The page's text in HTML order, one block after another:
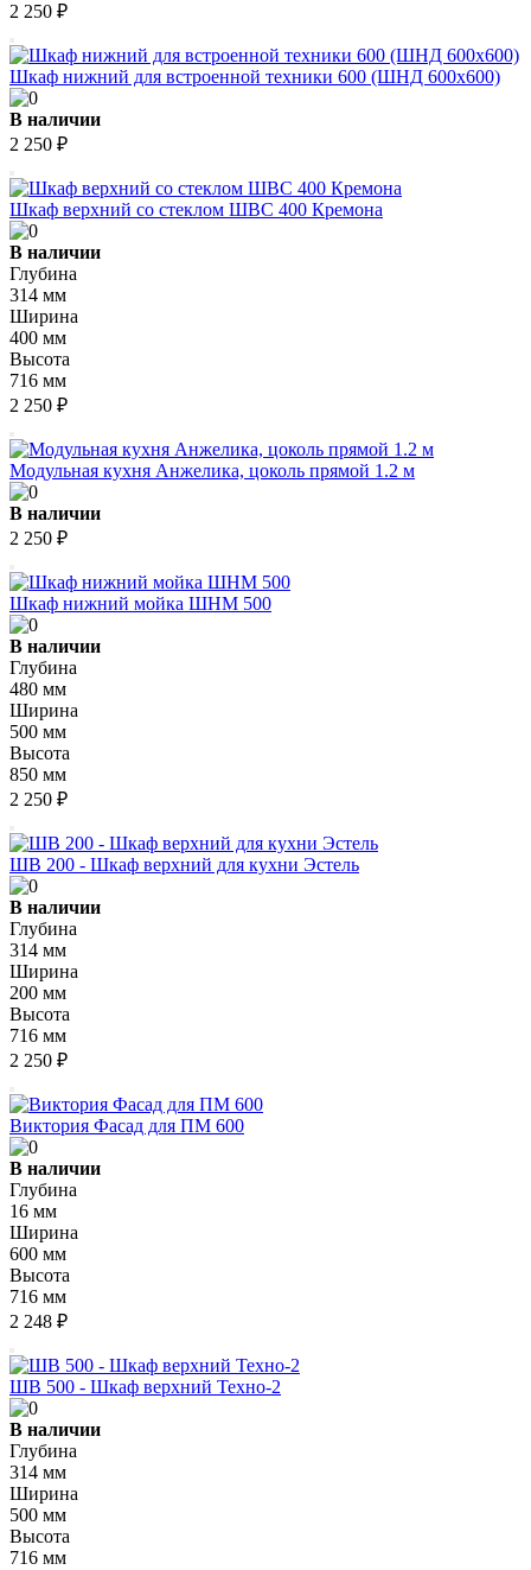
2 250 ₽
Шкаф нижний для встроенной техники 600 (ШНД 600x600)
В наличии
2 250 ₽
Шкаф верхний со стеклом ШВС 400 Кремона
В наличии
Глубина
314 мм
Ширина
400 мм
Высота
716 мм
2 250 ₽
Модульная кухня Анжелика, цоколь прямой 1.2 м
В наличии
2 250 ₽
Шкаф нижний мойка ШНМ 500
В наличии
Глубина
480 мм
Ширина
500 мм
Высота
850 мм
2 250 ₽
ШВ 200 - Шкаф верхний для кухни Эстель
В наличии
Глубина
314 мм
Ширина
200 мм
Высота
716 мм
2 250 ₽
Виктория Фасад для ПМ 600
В наличии
Глубина
16 мм
Ширина
600 мм
Высота
716 мм
2 248 ₽
ШВ 500 - Шкаф верхний Техно-2
В наличии
Глубина
314 мм
Ширина
500 мм
Высота
716 мм